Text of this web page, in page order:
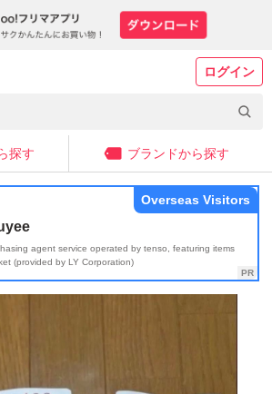
ログイン
探す ブランドから探す
agent service operated by tenso, featuring items
(provided by LY Corporation)
Overseas Visitors